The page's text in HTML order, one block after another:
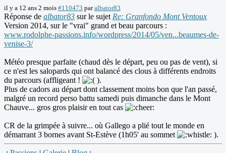
il y a 12 ans 2 mois #110473 paralbator83
Réponse de albator83 sur le sujet Re: Granfondo Mont Ventoux
Version 2014, sur le "vrai" grand et beau parcours :
www.rodolphe-passions.info/wordpress/2014/05/ven...beaumes-de-
venise-3/
Météo presque parfaite (chaud dès le départ, peu ou pas de vent), si
ce n'est les salopards qui ont balancé des clous à différents endroits
du parcours (affligeant !
).
Plus de cadors au départ dont classement moins bon que l'an passé,
malgré un record perso battu samedi puis dimanche dans le Mont
Chauve... gros gros plaisir en tout cas
CR de la grimpée à suivre... où Gallego a plié tout le monde en
démarrant 3 bornes avant St-Estève (1h05' au sommet
).